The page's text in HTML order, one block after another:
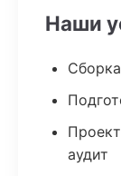
Наши
аудит